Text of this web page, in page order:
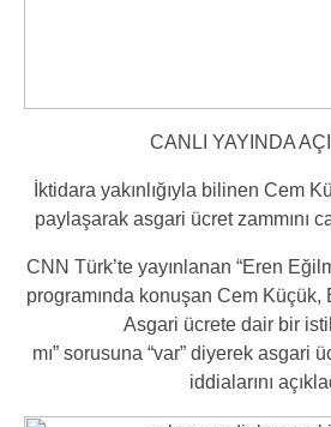
CANLI YAYINDA
İktidara yakınlığıyla bilinen Cem
paylaşarak asgari ücret zammını
CNN Türk’te yayınlanan “Eren
programında konuşan Cem Küçük,
Asgari ücrete dair bir
mı” sorusuna “var” diyerek asgari
iddialarını